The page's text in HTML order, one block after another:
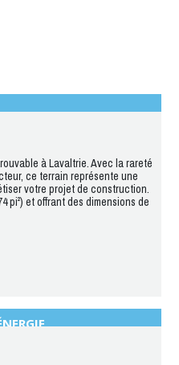
à Lavaltrie. Avec la rareté
ce terrain représente une
votre projet de construction.
pi²) et offrant des dimensions de